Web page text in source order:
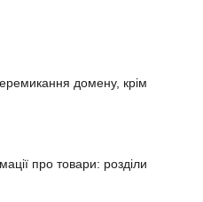
домену, крім
про товари: розділи